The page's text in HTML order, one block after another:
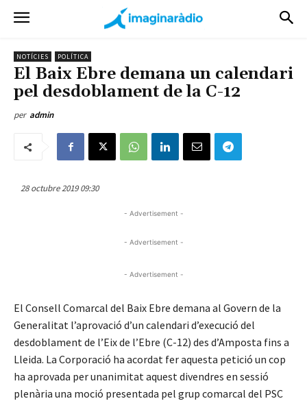
NOTÍCIES POLÍTICA
El Baix Ebre demana un calendari
pel desdoblament de la C-12
per admin
28 octubre 2019 09:30
- Advertisement -
- Advertisement -
- Advertisement -
El Consell Comarcal del Baix Ebre demana al Govern de la
Generalitat l’aprovació d’un calendari d’execució del
desdoblament de l’Eix de l’Ebre (C-12) des d’Amposta fins a
Lleida. La Corporació ha acordat fer aquesta petició un cop
ha aprovada per unanimitat aquest divendres en sessió
plenària una moció presentada pel grup comarcal del PSC